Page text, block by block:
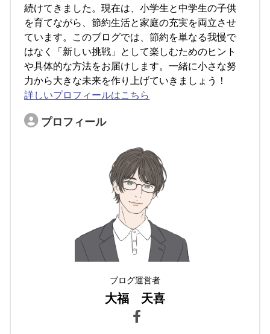
続けてきました。現在は、小学生と中学生の子供
を育てながら、節約生活と家庭の充実を両立させ
ています。このブログでは、節約を単なる我慢で
はなく「新しい挑戦」として楽しむためのヒント
や具体的な方法をお届けします。一緒に小さな努
力から大きな未来を作り上げていきましょう！
詳しいプロフィールはこちら
プロフィール
ブログ運営者
大福 天喜